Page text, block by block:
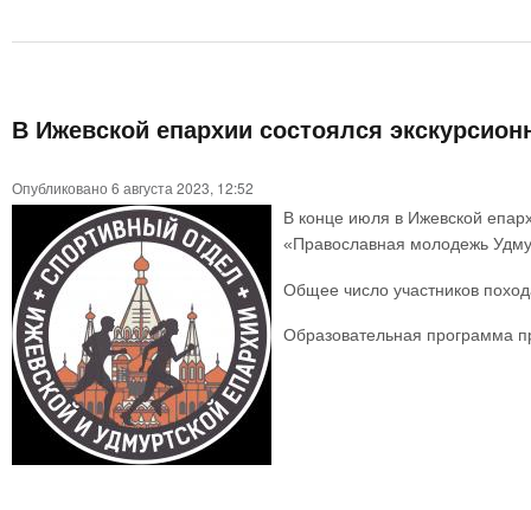
В Ижевской епархии состоялся
Опубликовано 6 августа 2023, 12:52
В конце июля в Ижевской
«Православная молодежь
Общее число участников
Образовательная программа